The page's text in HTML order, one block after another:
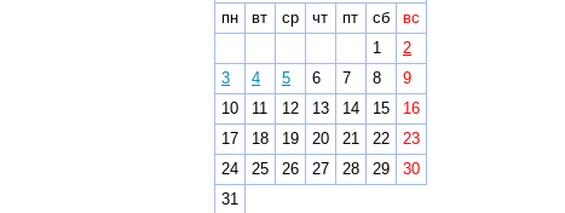
пн
вт ср чт пт сб
вс
1
2
3
4 5 6 7 8
9
10
11 12 13 14 15
16
17
18 19 20 21 22
23
24
25 26 27 28 29
30
31